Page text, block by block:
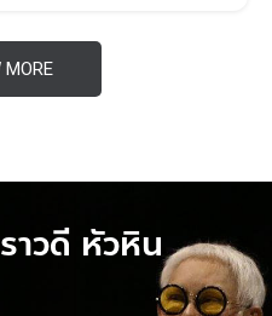
MORE
าวดี หัวหิน